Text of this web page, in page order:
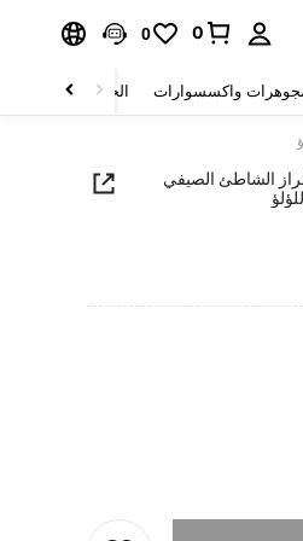
0
0
واكسسوارات الحقائب والأمتعة
الشاطئ الصيفي
PRICE